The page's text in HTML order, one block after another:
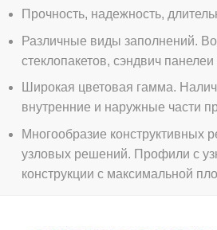
Прочность, надежность,
Различные виды заполнений.
стеклопакетов, сэндвич панелеи
Широкая цветовая гамма.
внутренние и наружные части
Многообразие конструктивных
узловых решений. Профили с
конструкции с максимальной